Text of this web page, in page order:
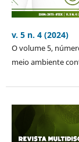
v. 5 n. 4 (2024)
O volume 5,
meio ambiente